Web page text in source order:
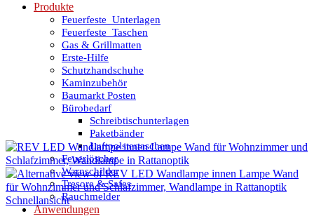
Produkte
Feuerfeste_Unterlagen
Feuerfeste_Taschen
Gas & Grillmatten
Erste-Hilfe
Schutzhandschuhe
Kaminzubehör
Baumarkt Posten
Bürobedarf
Schreibtischunterlagen
Paketbänder
Luftpolstertaschen
Feuerlöscher
Warnschilder
Tresore & Safes
Rauchmelder
Anwendungen
Schnellansicht